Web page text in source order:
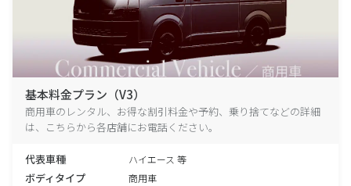
基本料金プラン（V3）
商用車のレンタル、お得な割引料金や予約、乗り捨てなどの詳細
は、こちらから各店舗にお電話ください。
代表車種 ハイエース 等
ボディタイプ 商用車